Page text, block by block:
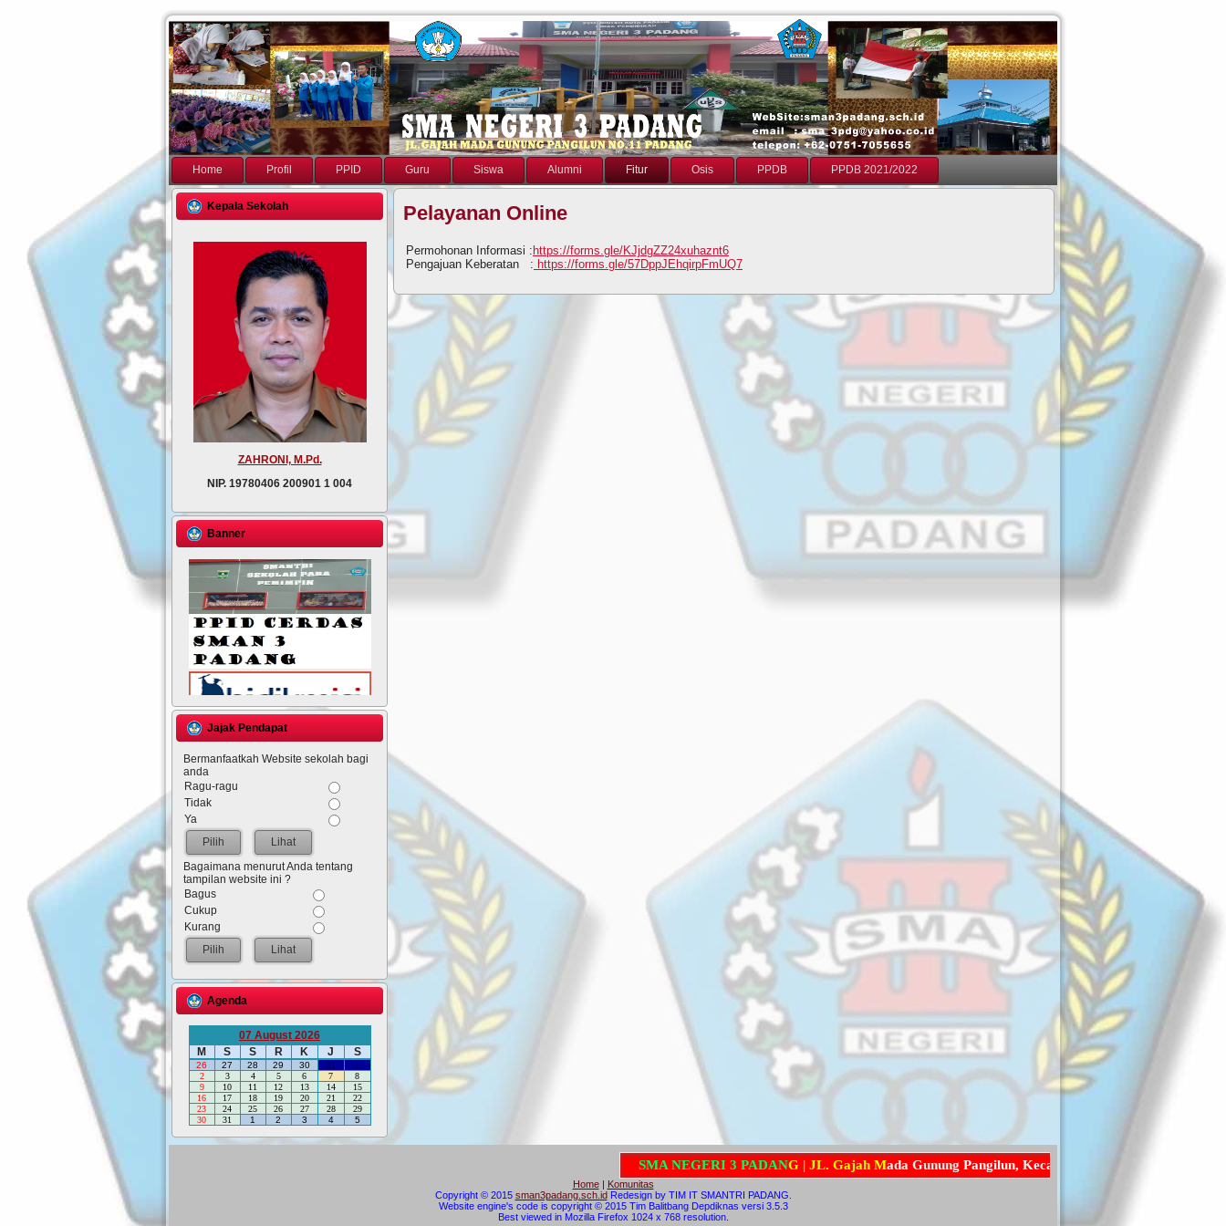
Home Profil PPID Guru Siswa Alumni Fitur Osis PPDB PPDB 2021/2022
Kepala Sekolah
ZAHRONI, M.Pd.
NIP. 19780406 200901 1 004
Banner
Jajak Pendapat
Bermanfaatkah Website sekolah bagi
anda
Ragu-ragu
Tidak
Ya
Lihat
Bagaimana menurut Anda tentang
tampilan website ini ?
Bagus
Cukup
Kurang
Lihat
Agenda
07 August 2026
M
S S R K J S
26 27 28 29 30 31
1
2
3 4 5 6 7
8
9
10 11 12 13 14
15
16
17 18 19 20 21
22
23
24 25 26 27 28
29
30
31 1 2 3 4 5
Pelayanan Online
Permohonan Informasi : https://forms.gle/KJjdgZZ24xuhaznt6
Pengajuan Keberatan : https://forms.gle/57DppJEhqirpFmUQ7
NEGE RI 3 PAD A NG | JL. G ajah Mada Gunun g Pangil un, Kecamatan
Home| Komunitas
Copyright © 2015 sman3padang.sch.idRedesign by TIM IT SMANTRI PADANG.
Website engine's code is copyright © 2015 Tim Balitbang Depdiknas versi 3.5.3
Best viewed in Mozilla Firefox 1024 x 768 resolution.